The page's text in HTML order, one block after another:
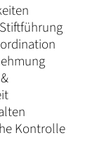
Kontrolle